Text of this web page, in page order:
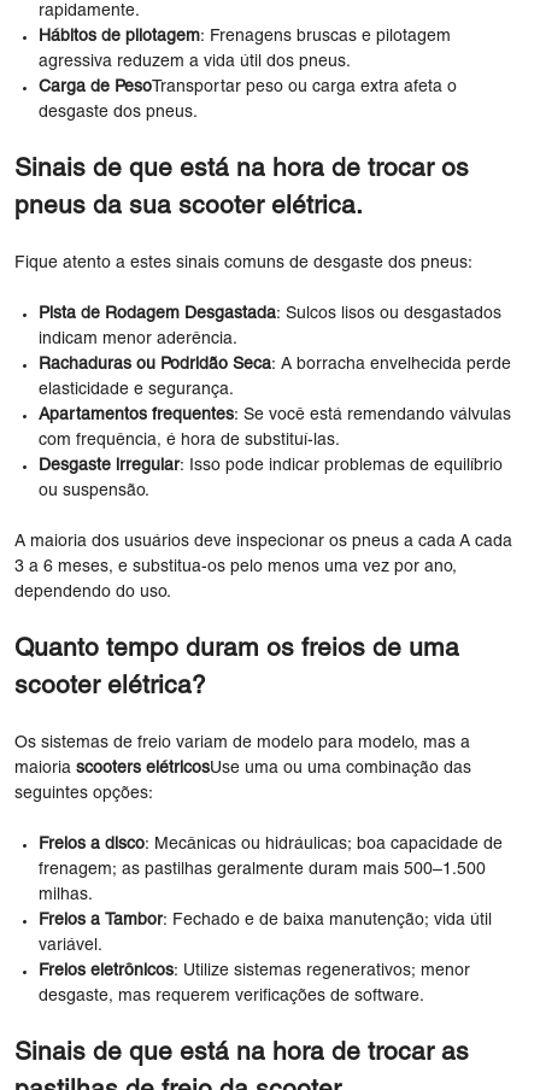
rapidamente.
Hábitos de pilotagem: Frenagens bruscas e pilotagem
agressiva reduzem a vida útil dos pneus.
Carga de PesoTransportar peso ou carga extra afeta o
desgaste dos pneus.
Sinais de que está na hora de trocar os
pneus da sua scooter elétrica.
Fique atento a estes sinais comuns de desgaste dos pneus:
Pista de Rodagem Desgastada: Sulcos lisos ou desgastados
indicam menor aderência.
Rachaduras ou Podridão Seca: A borracha envelhecida perde
elasticidade e segurança.
Apartamentos frequentes: Se você está remendando válvulas
com frequência, é hora de substituí-las.
Desgaste irregular: Isso pode indicar problemas de equilíbrio
ou suspensão.
A maioria dos usuários deve inspecionar os pneus a cada A cada
3 a 6 meses, e substitua-os pelo menos uma vez por ano,
dependendo do uso.
Quanto tempo duram os freios de uma
scooter elétrica?
Os sistemas de freio variam de modelo para modelo, mas a
maioria scooters elétricosUse uma ou uma combinação das
seguintes opções:
Freios a disco: Mecânicas ou hidráulicas; boa capacidade de
frenagem; as pastilhas geralmente duram mais 500–1.500
milhas.
Freios a Tambor: Fechado e de baixa manutenção; vida útil
variável.
Freios eletrônicos: Utilize sistemas regenerativos; menor
desgaste, mas requerem verificações de software.
Sinais de que está na hora de trocar as